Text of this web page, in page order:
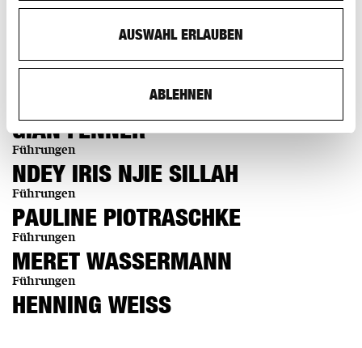
AUSWAHL ERLAUBEN
ABLEHNEN
LUCAS BERSET
Führungen
GIAN FENNER
Führungen
NDEY IRIS NJIE SILLAH
Führungen
PAULINE PIOTRASCHKE
Führungen
MERET WASSERMANN
Führungen
HENNING WEISS